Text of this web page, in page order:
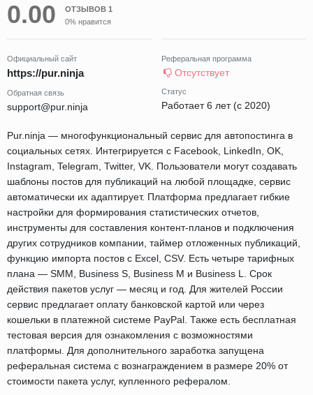
0.00
ОТЗЫВОВ 1
0% нравится
Официальный сайт
https://pur.ninja
Обратная связь
support@pur.ninja
Реферальная программа
Отсутствует
Статус
Работает 6 лет (с 2020)
Pur.ninja — многофункциональный сервис для автопостинга в
социальных сетях. Интегрируется с Facebook, LinkedIn, OK,
Instagram, Telegram, Twitter, VK. Пользователи могут создавать
шаблоны постов для публикаций на любой площадке, сервис
автоматически их адаптирует. Платформа предлагает гибкие
настройки для формирования статистических отчетов,
инструменты для составления контент-планов и подключения
других сотрудников компании, таймер отложенных публикаций,
функцию импорта постов с Excel, CSV. Есть четыре тарифных
плана — SMM, Business S, Business M и Business L. Срок
действия пакетов услуг — месяц и год. Для жителей России
сервис предлагает оплату банковской картой или через
кошельки в платежной системе PayPal. Также есть бесплатная
тестовая версия для ознакомления с возможностями
платформы. Для дополнительного заработка запущена
реферальная система с вознаграждением в размере 20% от
стоимости пакета услуг, купленного рефералом.